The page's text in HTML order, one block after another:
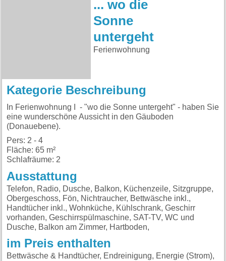
... wo die
Sonne
untergeht
Ferienwohnung
Kategorie Beschreibung
In Ferienwohnung I - "wo die Sonne untergeht" - haben Sie
eine wunderschöne Aussicht in den Gäuboden
(Donauebene).
Pers: 2 - 4
Fläche: 65 m²
Schlafräume: 2
Ausstattung
Telefon, Radio, Dusche, Balkon, Küchenzeile, Sitzgruppe,
Obergeschoss, Fön, Nichtraucher, Bettwäsche inkl.,
Handtücher inkl., Wohnküche, Kühlschrank, Geschirr
vorhanden, Geschirrspülmaschine, SAT-TV, WC und
Dusche, Balkon am Zimmer, Hartboden,
im Preis enthalten
Bettwäsche & Handtücher, Endreinigung, Energie (Strom),